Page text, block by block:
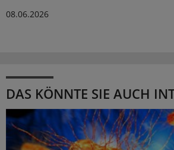
08.06.2026
DAS KÖNNTE SIE AUCH